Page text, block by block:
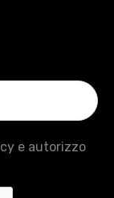
e autorizzo